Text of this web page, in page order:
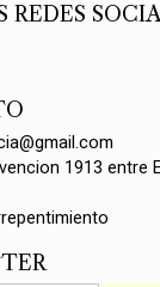
REDES
1913 entre